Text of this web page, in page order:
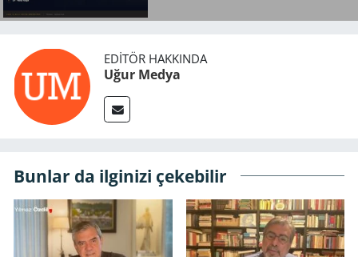
EDITÖR HAKKINDA
Uğur Medya
Bunlar da ilginizi çekebilir